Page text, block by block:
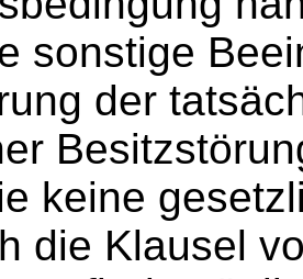
sonstige
der
keine
die Klausel